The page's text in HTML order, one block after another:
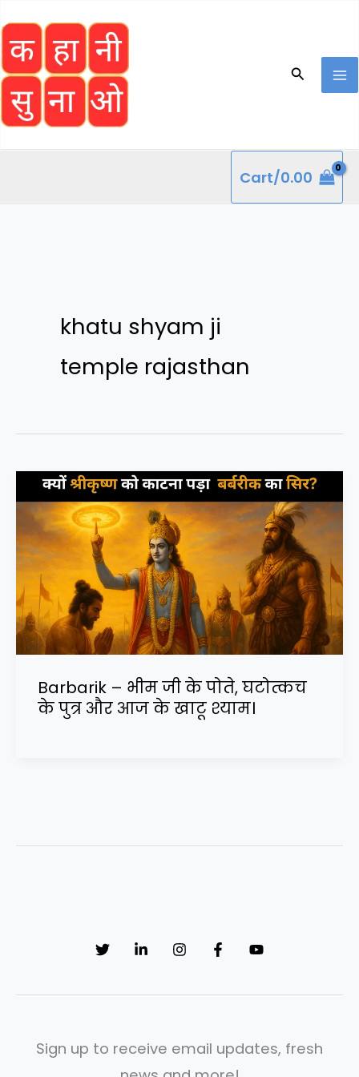
to
content
Search
Cart/0.00
khatu shyam ji
temple rajasthan
Barbarik – भीम जी के पोते, घटोत्कच
के पुत्र और आज के खाटू श्याम।
Sign up to receive email updates, fresh